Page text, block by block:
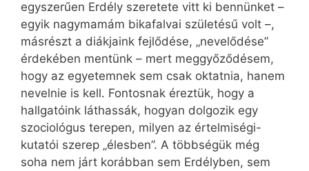
egyszerűen Erdély szeretete vitt ki bennünket –
egyik nagymamám bikafalvai születésű volt –,
másrészt a diákjaink fejlődése, „nevelődése”
érdekében mentünk – mert meggyőződésem,
hogy az egyetemnek sem csak oktatnia, hanem
nevelnie is kell. Fontosnak éreztük, hogy a
hallgatóink láthassák, hogyan dolgozik egy
szociológus terepen, milyen az értelmiségi-
kutatói szerep „élesben”. A többségük még
soha nem járt korábban sem Erdélyben, sem